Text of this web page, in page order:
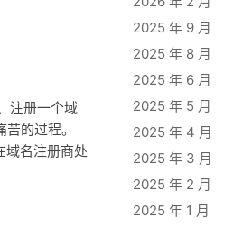
注册一个域
的过程。
域名注册商处
2025 年 9 月
2025 年 8 月
2025 年 6 月
2025 年 5 月
2025 年 4 月
2025 年 3 月
2025 年 2 月
2025 年 1 月